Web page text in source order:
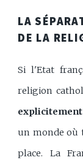
LA
DE LA
Si l'Etat
religion
un monde où
place. La